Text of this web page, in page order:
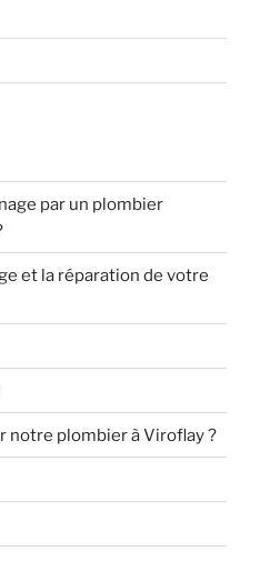
par un plombier
et la réparation de votre
notre plombier à Viroflay ?